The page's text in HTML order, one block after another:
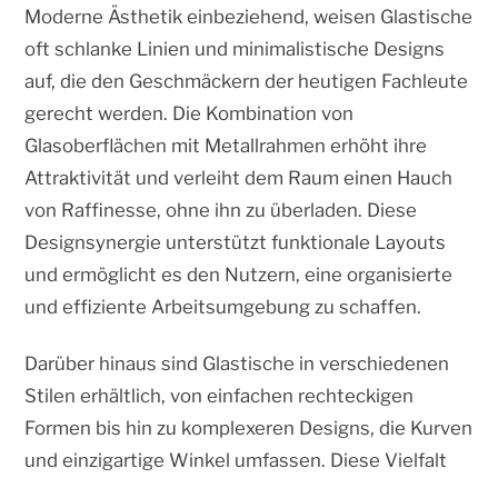
Moderne Ästhetik einbeziehend, weisen Glastische
oft schlanke Linien und minimalistische Designs
auf, die den Geschmäckern der heutigen Fachleute
gerecht werden. Die Kombination von
Glasoberflächen mit Metallrahmen erhöht ihre
Attraktivität und verleiht dem Raum einen Hauch
von Raffinesse, ohne ihn zu überladen. Diese
Designsynergie unterstützt funktionale Layouts
und ermöglicht es den Nutzern, eine organisierte
und effiziente Arbeitsumgebung zu schaffen.
Darüber hinaus sind Glastische in verschiedenen
Stilen erhältlich, von einfachen rechteckigen
Formen bis hin zu komplexeren Designs, die Kurven
und einzigartige Winkel umfassen. Diese Vielfalt